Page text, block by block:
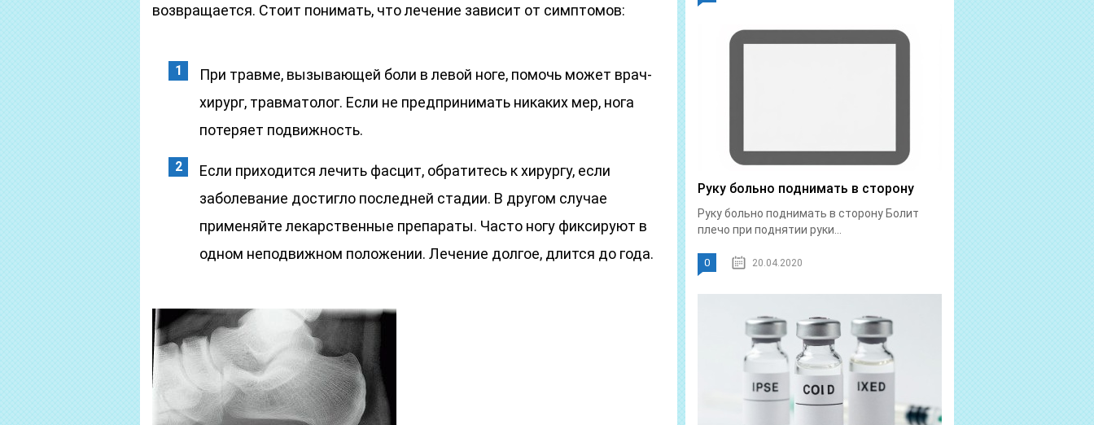
возвращается. Стоит понимать, что лечение зависит от симптомов:
При травме, вызывающей боли в левой ноге, помочь может врач-
хирург, травматолог. Если не предпринимать никаких мер, нога
потеряет подвижность.
Если приходится лечить фасцит, обратитесь к хирургу, если
заболевание достигло последней стадии. В другом случае
применяйте лекарственные препараты. Часто ногу фиксируют в
одном неподвижном положении. Лечение долгое, длится до года.
Руку больно поднимать в сторону
Руку больно поднимать в сторону Болит
плечо при поднятии руки...
0 20.04.2020